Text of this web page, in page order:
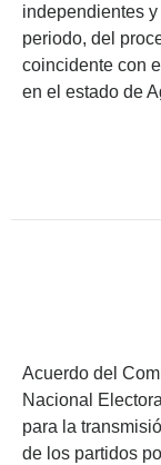
independientes
periodo, del
coincidente con
en el estado de
Acuerdo del
Nacional
para la
de los partidos